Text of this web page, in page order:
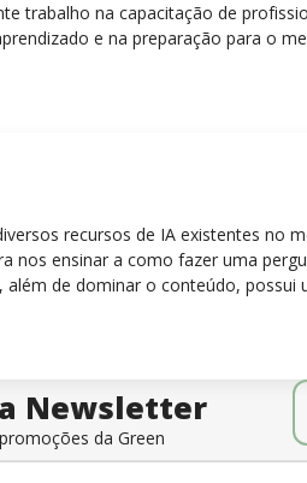
trabalho na capacitação de
e na preparação para o
recursos de IA existentes
nos ensinar a como fazer uma
de dominar o conteúdo, possui
Newsletter
da Green